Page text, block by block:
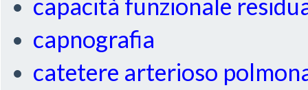
capacità funzionale
capnografia
catetere arterioso